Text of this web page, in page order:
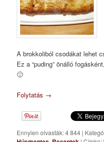
A brokkoliból csodákat lehet
Ez a “puding” önálló
🙂
Folytatás →
Ennyien olvasták: 4 844 |